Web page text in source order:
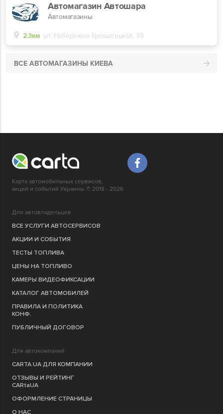
Автомагазин Автошара
Автомагазины
2.3км ул. Набережно Крещатицкая, 39
ВСЕ АВТОМАГАЗИНЫ КИЕВА
Карта автомобильных сервисов,
акций и событий Украины © 2018 - 2026
Для автовладельцев
ВСЕ УСЛУГИ АВТОСЕРВИСОВ
АКЦИИ И СОБЫТИЯ
ТЕСТЫ ТОПЛИВА
ЦЕНЫ НА ТОПЛИВО
КАМЕРЫ ВИДЕОФИКСАЦИИ
КАТАЛОГ АВТОМОБИЛЕЙ
ПРАВИЛА И ПОЛИТИКА
КОНФ.
ПУБЛИЧНЫЙ ДОГОВОР
Для автокомпаний
CARTA.UA ДЛЯ КОМПАНИИ
ОТЗЫВЫ И РЕЙТИНГ
CARtaUA
ОФОРМЛЕНИЕ СТРАНИЦЫ
О НАС